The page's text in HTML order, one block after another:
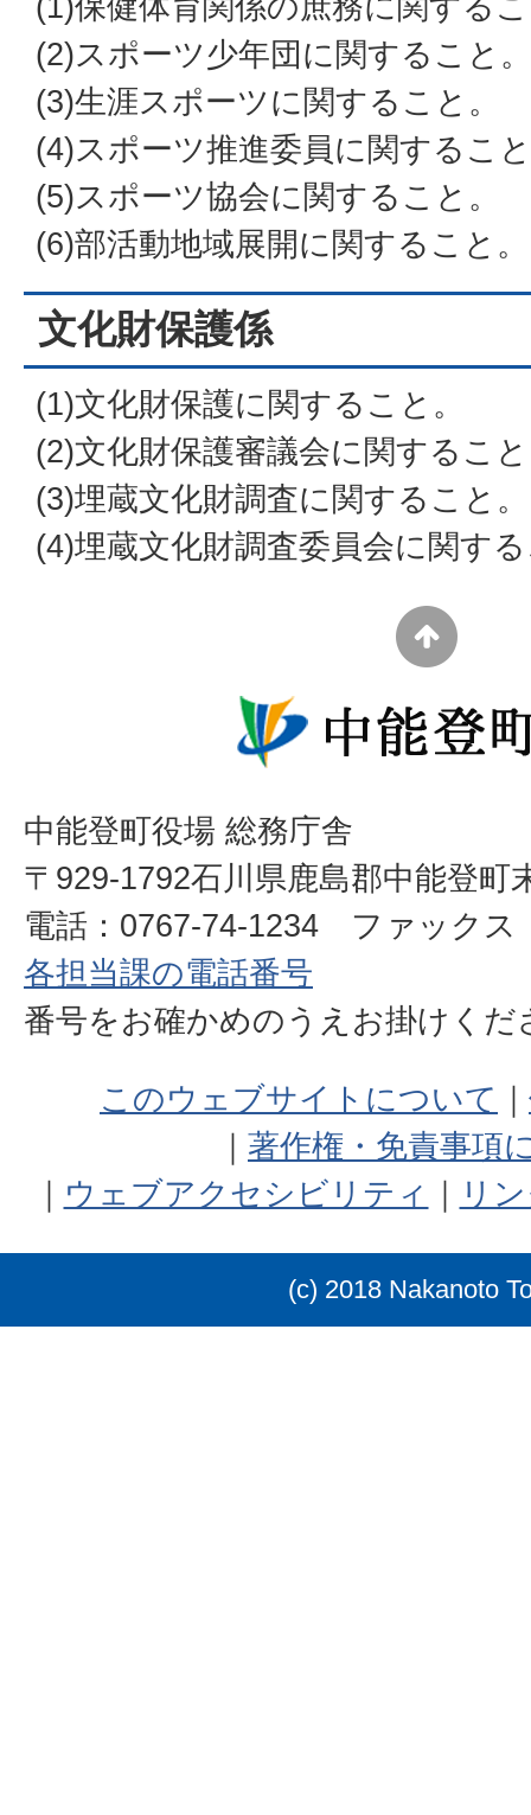
(2)スポーツ少年団に関すること。
(3)生涯スポーツに関すること。
(4)スポーツ推進委員に関するこ
(5)スポーツ協会に関すること。
(6)部活動地域展開に関すること。
文化財保護係
(1)文化財保護に関すること。
(2)文化財保護審議会に関するこ
(3)埋蔵文化財調査に関すること。
(4)埋蔵文化財調査委員会に関す
中能登町役場 総務庁舎
〒929-1792石川県鹿島郡中能登町
電話：0767-74-1234 ファックス
各担当課の電話番号
番号をお確かめのうえお掛けく
このウェブサイトについて
著作権・免責事項
ウェブアクセシビリティ
リ
(c) 2018 Nakanoto